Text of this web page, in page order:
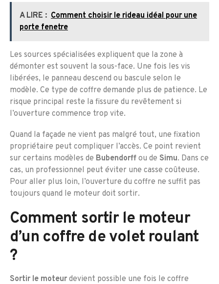
A LIRE : Comment choisir le rideau idéal pour une
porte fenetre
Les sources spécialisées expliquent que la zone à
démonter est souvent la sous-face. Une fois les vis
libérées, le panneau descend ou bascule selon le
modèle. Ce type de coffre demande plus de patience. Le
risque principal reste la fissure du revêtement si
l’ouverture commence trop vite.
Quand la façade ne vient pas malgré tout, une fixation
propriétaire peut compliquer l’accès. Ce point revient
sur certains modèles de Bubendorff ou de Simu. Dans ce
cas, un professionnel peut éviter une casse coûteuse.
Pour aller plus loin, l’ouverture du coffre ne suffit pas
toujours quand le moteur doit sortir.
Comment sortir le moteur
d’un coffre de volet roulant
?
Sortir le moteur devient possible une fois le coffre